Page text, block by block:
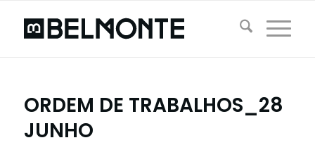
ORDEM DE TRABALHOS_28
JUNHO